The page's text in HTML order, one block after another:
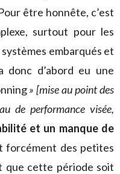
être honnête, c’est
surtout pour les
embarqués et
donc d’abord eu une
» [mise au point des
de performance visée,
et un manque de
forcément des petites
que cette période soit